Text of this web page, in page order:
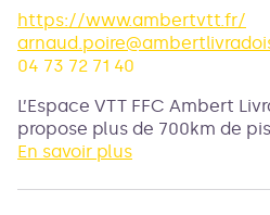
https://www.ambertvtt.fr/
04 73 72 71 40
L’Espace VTT FFC Ambert
propose plus de 700km de
diversité des parcours vous
En savoir plus